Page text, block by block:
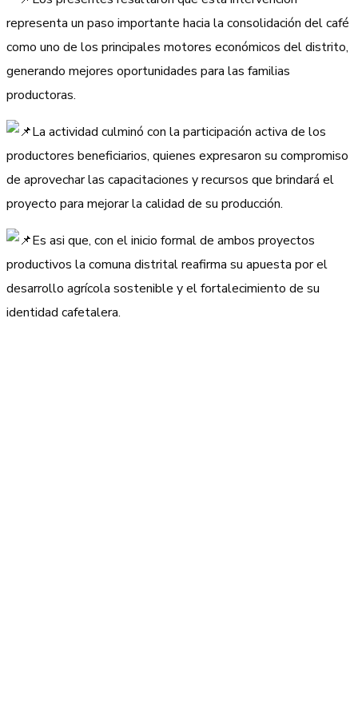
representa un paso importante hacia la consolidación del café
como uno de los principales motores económicos del distrito,
generando mejores oportunidades para las familias
productoras.
La actividad culminó con la participación activa de los
productores beneficiarios, quienes expresaron su compromiso
de aprovechar las capacitaciones y recursos que brindará el
proyecto para mejorar la calidad de su producción.
Es asi que, con el inicio formal de ambos proyectos
productivos la comuna distrital reafirma su apuesta por el
desarrollo agrícola sostenible y el fortalecimiento de su
identidad cafetalera.